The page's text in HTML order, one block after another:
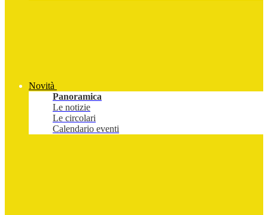
Novità
Panoramica
Le notizie
Le circolari
Calendario eventi